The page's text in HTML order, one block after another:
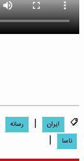
ایران | رسانه
ناسا
|